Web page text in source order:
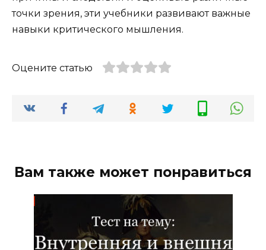
точки зрения, эти учебники развивают важные
навыки критического мышления.
Оцените статью
Вам также может понравиться